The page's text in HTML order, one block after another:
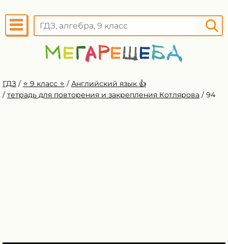
ГДЗ / ⭐️ 9 класс ⭐️ / Английский язык 👍
/ тетрадь для повторения и закрепления Котлярова / 94